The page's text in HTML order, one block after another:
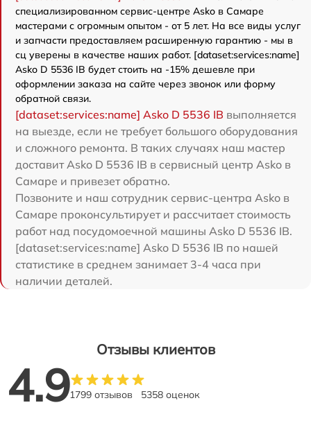
специализированном сервис-центре Asko в Самаре
мастерами с огромным опытом - от 5 лет. На все виды услуг
и запчасти предоставляем расширенную гарантию - мы в
сц уверены в качестве наших работ. [dataset:services:name]
Asko D 5536 IB будет стоить на -15% дешевле при
оформлении заказа на сайте через звонок или форму
обратной связи.
[dataset:services:name] Asko D 5536 IB выполняется
на выезде, если не требует большого оборудования
и сложного ремонта. В таких случаях наш мастер
доставит Asko D 5536 IB в сервисный центр Asko в
Самаре и привезет обратно.
Позвоните и наш сотрудник сервис-центра Asko в
Самаре проконсультирует и рассчитает стоимость
работ над посудомоечной машины Asko D 5536 IB.
[dataset:services:name] Asko D 5536 IB по нашей
статистике в среднем занимает 3-4 часа при
наличии деталей.
Отзывы клиентов
4.91799 отзывов 5358 оценок